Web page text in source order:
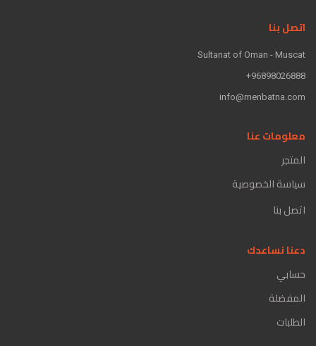
اتصل بنا
Sultanat of Oman - Muscat
96898026888+
info@menbatna.com
معلومات عنا
المتجر
سياسة الخصوصية
اتصل بنا
دعنا نساعدك
حسابي
المفضلة
الطلبات